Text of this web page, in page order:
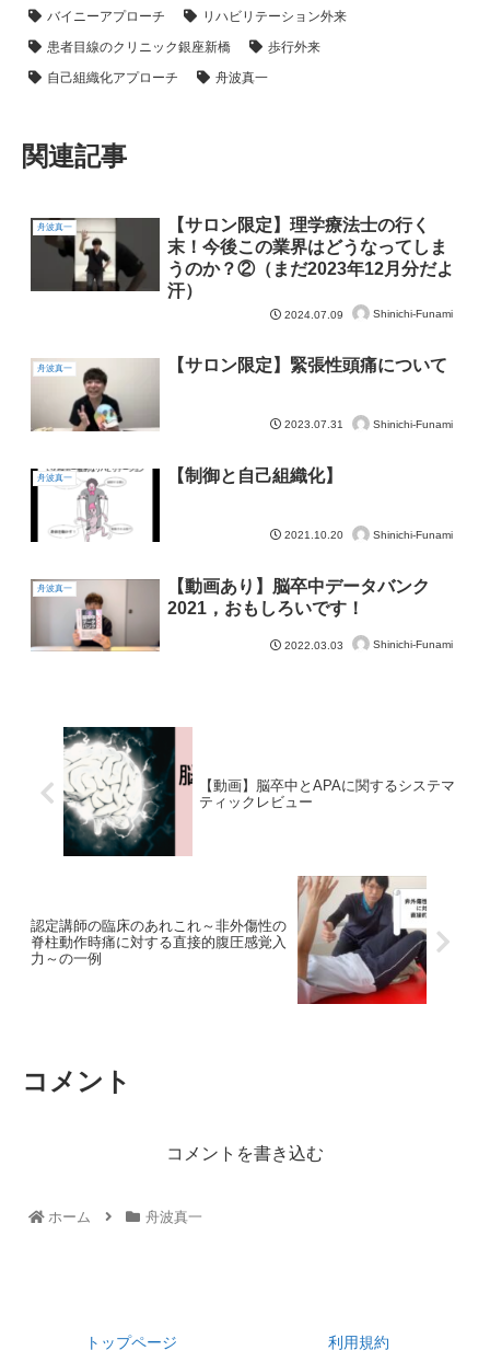
バイニーアプローチ
リハビリテーション外来
患者目線のクリニック銀座新橋
歩行外来
自己組織化アプローチ
舟波真一
関連記事
舟波真一
【サロン限定】理学療法士の行く
末！今後この業界はどうなってしま
うのか？②（まだ2023年12月分だよ
汗）
2024.07.09 Shinichi-Funami
舟波真一 【サロン限定】緊張性頭痛について
2023.07.31 Shinichi-Funami
舟波真一 【制御と自己組織化】
2021.10.20 Shinichi-Funami
舟波真一
【動画あり】脳卒中データバンク
2021，おもしろいです！
2022.03.03 Shinichi-Funami
【動画】脳卒中とAPAに関するシステマ
ティックレビュー
認定講師の臨床のあれこれ～非外傷性の
脊柱動作時痛に対する直接的腹圧感覚入
力～の一例
コメント
コメントを書き込む
ホーム 舟波真一
トップページ 利用規約